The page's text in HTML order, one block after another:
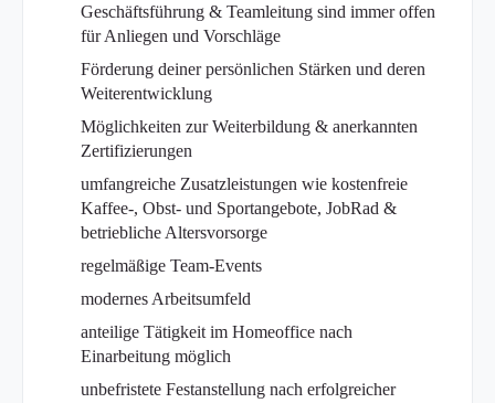
Geschäftsführung & Teamleitung sind immer offen
für Anliegen und Vorschläge
Förderung deiner persönlichen Stärken und deren
Weiterentwicklung
Möglichkeiten zur Weiterbildung & anerkannten
Zertifizierungen
umfangreiche Zusatzleistungen wie kostenfreie
Kaffee-, Obst- und Sportangebote, JobRad &
betriebliche Altersvorsorge
regelmäßige Team-Events
modernes Arbeitsumfeld
anteilige Tätigkeit im Homeoffice nach
Einarbeitung möglich
unbefristete Festanstellung nach erfolgreicher